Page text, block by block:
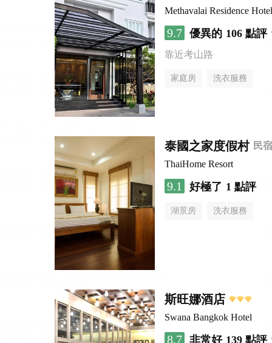
Methavalai Residence Hotel
9.7 優異的 106 點評
靠近考山路
家庭房 洗衣服務
泰國之家度假村 民宿
ThaiHome Resort
9.1 好極了 1 點評
湖景房 洗衣服務
斯旺娜酒店
Swana Bangkok Hotel
8.7 非常好 139 點評